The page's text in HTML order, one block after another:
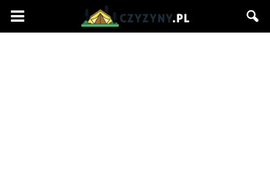
Czyzyny.pl